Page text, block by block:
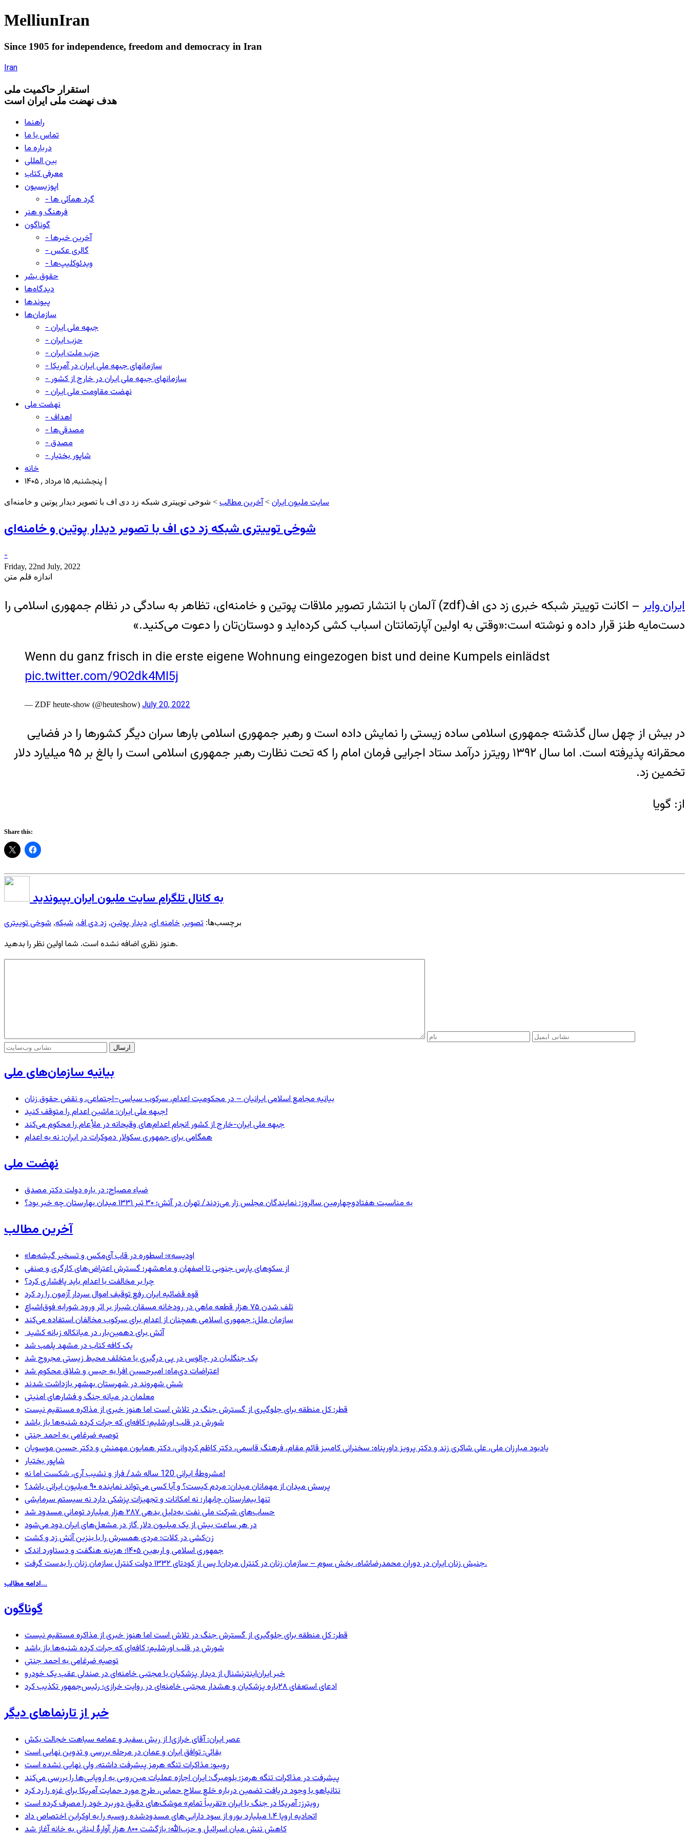
MelliunIran
Since 1905 for independence, freedom and democracy in Iran
Iran
استقرار حاکميت ملی
هدف نهضت ملی ایران است
راهنما
تماس با ما
درباره ما
بین المللی
معرفی کتاب
اپوزیسیون
- گرد همآئی ها
فرهنگ و هنر
گوناگون
- آخرین خبرها
- گالری عکس
- ویدئوکلیپ‌ها
حقوق بشر
دیدگاه‌ها
پیوندها
سازمان‌ها
- جبهه ملی ایران
- حزب ایران
- حزب ملت ایران
- سازمانهای جبهه ملی ایران در آمریکا
- سازمانهای جبهه ملی ایران در خارج از کشور
- نهضت مقاومت ملی ایران
نهضت ملی
- اهداف
- مصدقی‌ها
- مصدق
- شاپور بختیار
خانه
پنجشنبه, ۱۵ مرداد , ۱۴۰۵ |
سایت ملیون ایران >آخرین مطالب > شوخی توییتری شبکه زد دی اف با تصویر دیدار پوتین و خامنه‌ای
شوخی توییتری شبکه زد دی اف با تصویر دیدار پوتین و خامنه‌ای
-
Friday, 22nd July, 2022
اندازه قلم متن
ایران وایر
– اکانت توییتر شبکه خبری زد دی اف(zdf) آلمان با انتشار تصویر ملاقات پوتین و خامنه‌ای، تظاهر به سادگی در نظام جمهوری اسلامی را
دست‌مایه طنز قرار داده و نوشته است:«وقتی به اولین آپارتمانتان اسباب کشی کرده‌اید و دوستان‌تان را دعوت می‌کنید.»
Wenn du ganz frisch in die erste eigene Wohnung eingezogen bist und deine Kumpels einlädst
pic.twitter.com/9O2dk4MI5j
— ZDF heute-show (@heuteshow) July 20, 2022
در بیش از چهل سال گذشته جمهوری اسلامی ساده زیستی را نمایش داده است و رهبر جمهوری اسلامی بارها سران دیگر کشورها را در فضایی
محقرانه پذیرفته است. اما سال ۱۳۹۲ رویترز درآمد ستاد اجرایی فرمان امام را که تحت نظارت رهبر جمهوری اسلامی است را بالغ بر ۹۵ میلیارد دلار
تخمین زد.
از: گویا
Share this:
به کانال تلگرام سایت ملیون ایران بپیوندید
برچسب‌ها: تصویر, خامنه ای, دیدار پوتین, زد دی اف, شبکه, شوخی توییتری
هنوز نظری اضافه نشده است. شما اولین نظر را بدهید.
بیانیه سازمان‌های ملی
بیانیه مجامع اسلامی ایرانیان – در محکومیت اعدام، سرکوب سیاسی–اجتماعی، و نقض حقوق زنان
جبهه ملی ایران: ماشین اعدام را متوقف کنید!
جبهه ملی ایران-خارج از کشور انجام اعدام‌های وقیحانه در ملأِعام را محکوم می‌کند
همگامی برای جمهوری سکولار دموکرات در ایران: نه به اعدام
نهضت ملی
ضیاء مصباح: در باره دولت دکتر مصدق
به مناسبت هفتادوچهارمین سالروز: نمایندگان مجلس زار می‌زدند/ تهران در آتش؛ ۳۰ تیر ۱۳۳۱ میدان بهارستان چه خبر بود؟
آخرین مطالب
«اودیسه»؛ اسطوره در قاب آی‌مکس و تسخیر گیشه‌ها
از سکوهای پارس جنوبی تا اصفهان و ماهشهر؛ گسترش اعتراض‌های کارگری و صنفی
چرا بر مخالفت با اعدام باید پافشاری کرد؟
قوه قضائیه ایران رفع توقیف اموال سردار آزمون را رد کرد
تلف شدن ۷۵ هزار قطعه ماهی در رودخانه مسقان شیراز بر اثر ورود شورابه فوق‌اشباع
سازمان ملل: جمهوری اسلامی همچنان از اعدام برای سرکوب مخالفان استفاده می‌کند
آتش برای دهمین‌بار، در میانکاله زبانه کشید
یک کافه کتاب در مشهد پلمب شد
یک جنگلبان در چالوس در پی درگیری با متخلف محیط زیستی مجروح شد
اعتراضات دی‌ماه؛ امیرحسین افرا به حبس و شلاق محکوم شد
شش شهروند در شهرستان بهشهر بازداشت شدند
معلمان در میانه جنگ و فشارهای امنیتی
قطر: کل منطقه برای جلوگیری از گسترش جنگ در تلاش است اما هنوز خبری از مذاکره مستقیم نیست
شورش در قلب اورشلیم؛ کافه‌ای که جرات کرده شنبه‌ها باز باشد
توصیه ضرغامی به احمد جنتی
یادبود مبارزان ملی، علی شاکری زند و دکتر پرویز داورپناه: سخنرانی کامبیز قائم مقام، فرهنگ قاسمی، دکتر کاظم کردوانی، دکتر همایون مهمنش و دکتر حسین موسویان
شاپور بختیار
مشروطۀ ایرانی 120 ساله شد/ فراز و نشیب آری، شکست اما نه!
پرسش میدان از مهمانان میدان: مردم کیست؟ و آیا کسی می‌تواند نماینده ۹۰ میلیون ایرانی باشد؟
تنها بیمارستان چابهار؛ نه امکانات و تجهیزات پزشکی دارد نه سیستم سرمایشی
حساب‌های شرکت ملی نفت به‌دلیل بدهی ۲۸۷ هزار میلیارد تومانی مسدود شد
در هر ساعت بیش از یک میلیون دلار گاز در مشعل‌های ایران دود می‌شود
زن‌کشی در کلات؛ مردی همسرش را با بنزین آتش زد و کشت
جمهوری اسلامی و اربعین ۱۴۰۵؛ هزینه هنگفت و دستاورد اندک
جنبش زنان ایران در دوران محمدرضاشاه، بخش سوم – سازمان زنان در کنترل مردان! پس از کودتای ۱۳۳۲ دولت کنترل سازمان زنان را بدست گرفت.
ادامه مطالب...
گوناگون
قطر: کل منطقه برای جلوگیری از گسترش جنگ در تلاش است اما هنوز خبری از مذاکره مستقیم نیست
شورش در قلب اورشلیم؛ کافه‌ای که جرات کرده شنبه‌ها باز باشد
توصیه ضرغامی به احمد جنتی
خبر ایران‌اینترنشنال از دیدار پزشکیان با مجتبی خامنه‌ای در صندلی عقب یک خودرو
ادعای استعفای ۲۸باره پزشکیان و هشدار مجتبی خامنه‌ای در روایت خرازی؛ رئیس‌جمهور تکذیب کرد
خبر از تارنماهای دیگر
عصر ایران: آقای خرازی! از ریش سفید و عمامه سیاهت خجالت بکش
بقائی: توافق ایران و عمان در مرحله بررسی و تدوین نهایی است
روبیو: مذاکرات تنگه هرمز پیشرفت داشته، ولی نهایی نشده است
پیشرفت در مذاکرات تنگه هرمز؛ بلومبرگ: ایران اجازه عملیات مین‌روبی به اروپایی‌ها را بررسی می‌کند
نتانیاهو با وجود دریافت تضمین درباره خلع سلاح حماس، طرح مورد حمایت آمریکا برای غزه را رد کرد
رویترز: آمریکا در جنگ با ایران «تقریباً تمام» موشک‌های دقیق دوربرد خود را مصرف کرده است
اتحادیه اروپا ۱.۴ میلیارد یورو از سود دارایی‌های مسدودشده روسیه را به اوکراین ‏اختصاص داد
کاهش تنش میان اسرائیل و حزب‌الله؛ بازگشت ۸۰۰ هزار آوارۀ لبنانی به خانه‌ آغاز شد